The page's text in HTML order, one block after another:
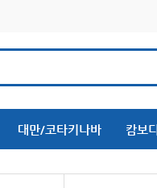
대만/코타키나바
루
캄보